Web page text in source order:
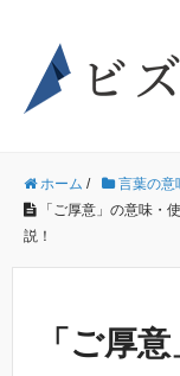
ホーム / 言葉の意
「ご厚意」の意味・
説！
「ご厚